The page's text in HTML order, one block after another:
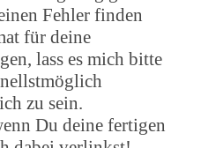
Fehler finden
für deine
lass es mich bitte
zu sein.
Du deine fertigen